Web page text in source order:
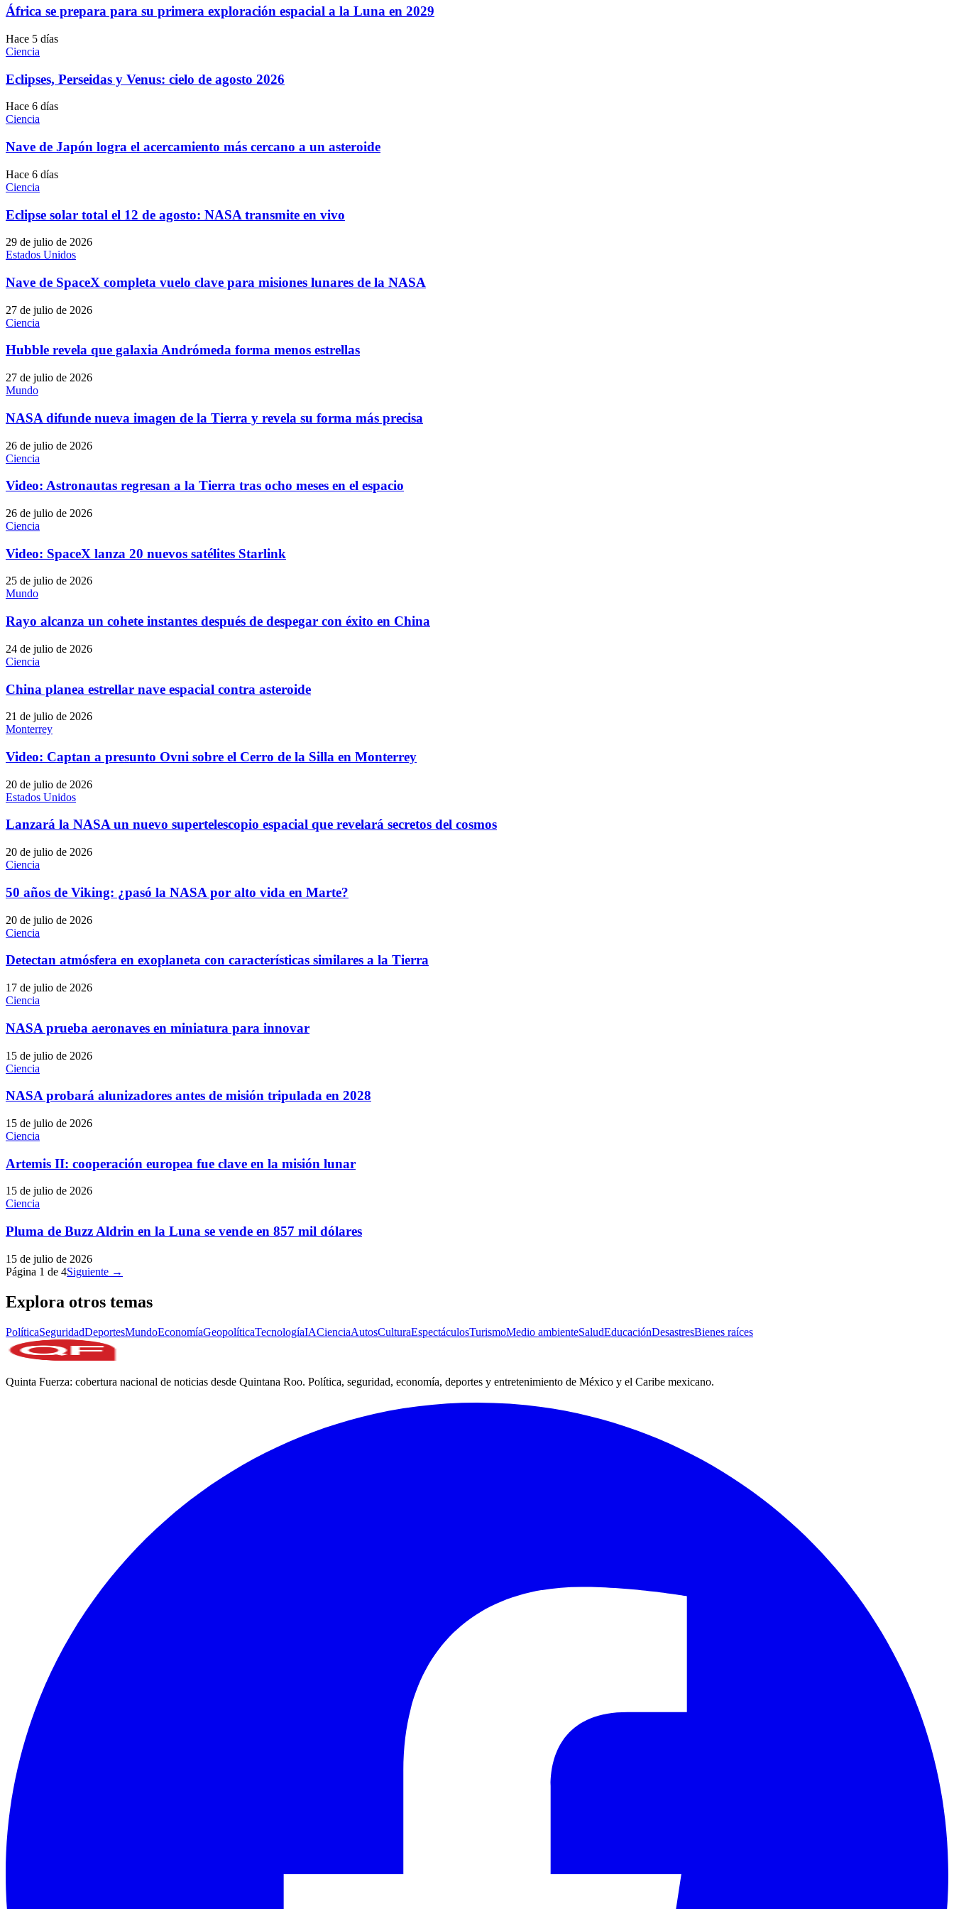
África se prepara para su primera exploración espacial a la Luna en 2029
Hace 5 días
Ciencia
Eclipses, Perseidas y Venus: cielo de agosto 2026
Hace 6 días
Ciencia
Nave de Japón logra el acercamiento más cercano a un asteroide
Hace 6 días
Ciencia
Eclipse solar total el 12 de agosto: NASA transmite en vivo
29 de julio de 2026
Estados Unidos
Nave de SpaceX completa vuelo clave para misiones lunares de la NASA
27 de julio de 2026
Ciencia
Hubble revela que galaxia Andrómeda forma menos estrellas
27 de julio de 2026
Mundo
NASA difunde nueva imagen de la Tierra y revela su forma más precisa
26 de julio de 2026
Ciencia
Video: Astronautas regresan a la Tierra tras ocho meses en el espacio
26 de julio de 2026
Ciencia
Video: SpaceX lanza 20 nuevos satélites Starlink
25 de julio de 2026
Mundo
Rayo alcanza un cohete instantes después de despegar con éxito en China
24 de julio de 2026
Ciencia
China planea estrellar nave espacial contra asteroide
21 de julio de 2026
Monterrey
Video: Captan a presunto Ovni sobre el Cerro de la Silla en Monterrey
20 de julio de 2026
Estados Unidos
Lanzará la NASA un nuevo supertelescopio espacial que revelará secretos del cosmos
20 de julio de 2026
Ciencia
50 años de Viking: ¿pasó la NASA por alto vida en Marte?
20 de julio de 2026
Ciencia
Detectan atmósfera en exoplaneta con características similares a la Tierra
17 de julio de 2026
Ciencia
NASA prueba aeronaves en miniatura para innovar
15 de julio de 2026
Ciencia
NASA probará alunizadores antes de misión tripulada en 2028
15 de julio de 2026
Ciencia
Artemis II: cooperación europea fue clave en la misión lunar
15 de julio de 2026
Ciencia
Pluma de Buzz Aldrin en la Luna se vende en 857 mil dólares
15 de julio de 2026
Página 1 de 4Siguiente →
Explora otros temas
PolíticaSeguridadDeportesMundoEconomíaGeopolíticaTecnologíaIACienciaAutosCulturaEspectáculosTurismoMedio ambienteSaludEducaciónDesastresBienes raíces
Quinta Fuerza: cobertura nacional de noticias desde Quintana Roo. Política, seguridad, economía, deportes y entretenimiento de México y el Caribe mexicano.